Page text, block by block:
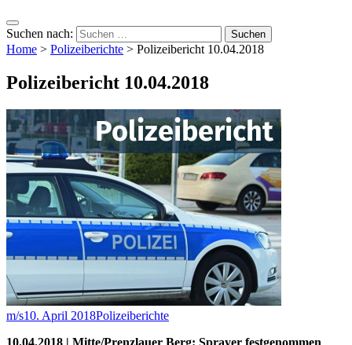
Suchen nach:
Home > Polizeiberichte > Polizeibericht 10.04.2018
Polizeibericht 10.04.2018
m/s10. April 2018Polizeiberichte